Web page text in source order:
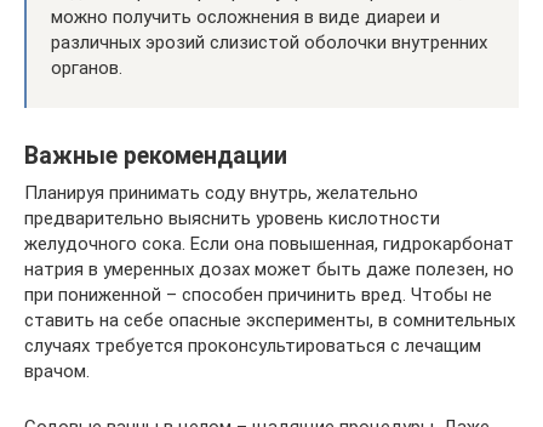
можно получить осложнения в виде диареи и
различных эрозий слизистой оболочки внутренних
органов.
Важные рекомендации
Планируя принимать соду внутрь, желательно
предварительно выяснить уровень кислотности
желудочного сока. Если она повышенная, гидрокарбонат
натрия в умеренных дозах может быть даже полезен, но
при пониженной – способен причинить вред. Чтобы не
ставить на себе опасные эксперименты, в сомнительных
случаях требуется проконсультироваться с лечащим
врачом.